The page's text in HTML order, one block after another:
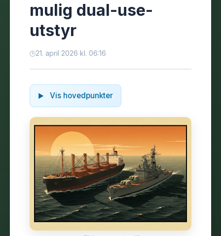
mulig dual-use-
utstyr
21. april 2026 kl. 06:16
Vis hovedpunkter